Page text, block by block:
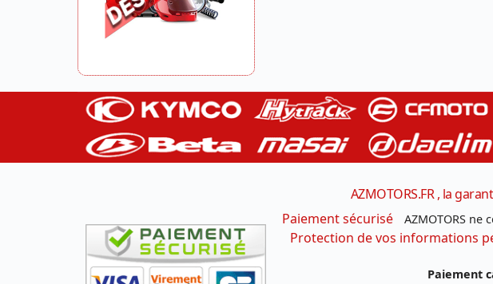
AZMOTORS.FR , la
Paiement sécurisé
AZMOTORS ne
Protection de vos informations
Paiement